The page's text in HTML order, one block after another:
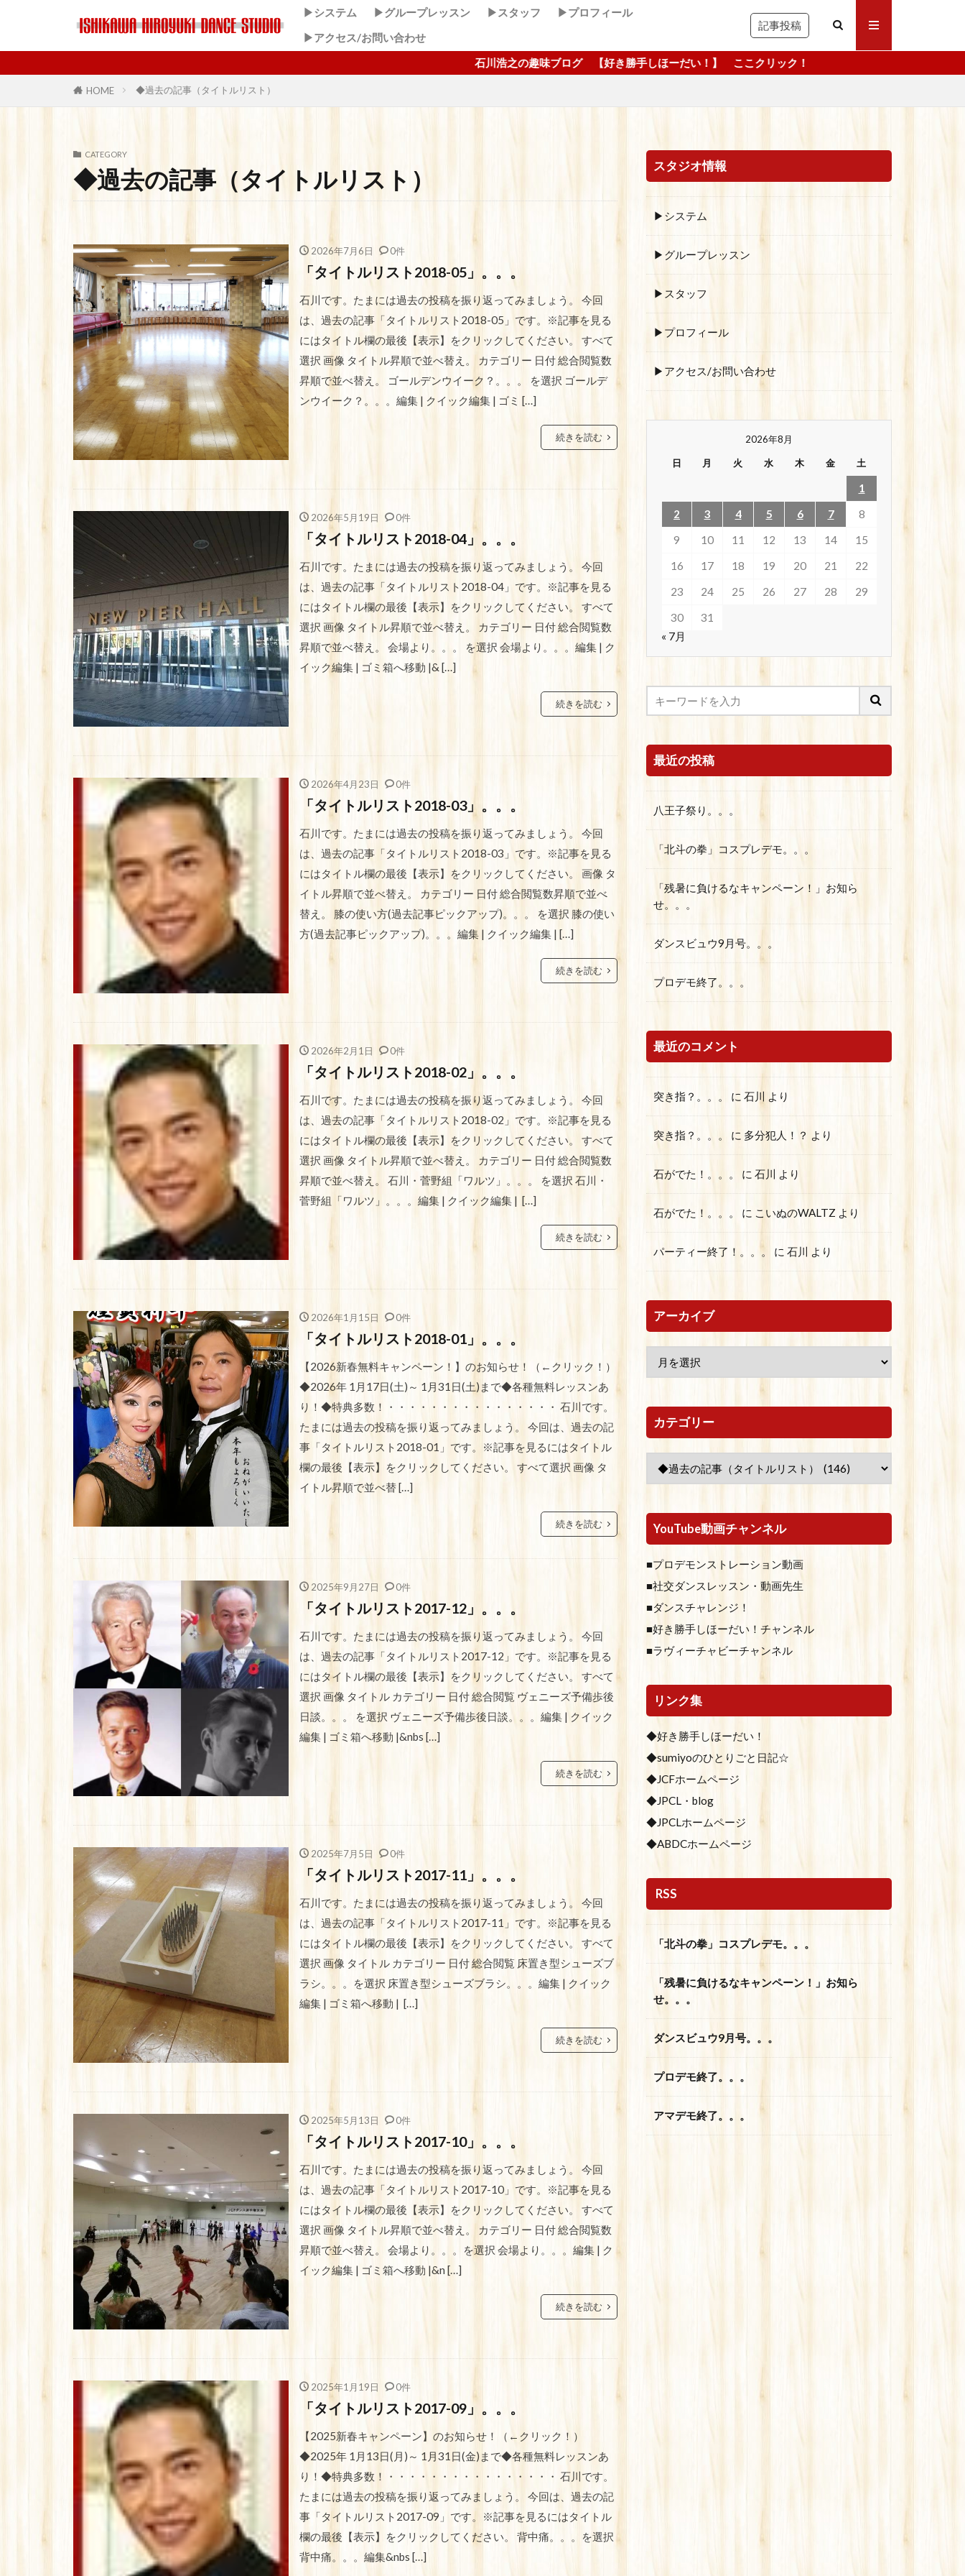
▶システム ▶グループレッスン ▶スタッフ
▶プロフィール
▶アクセス/お問い合わせ
記事投稿
石川浩之の趣味ブログ 【好き勝手しほーだい！】 ここクリック！
HOME ◆過去の記事（タイトルリスト）
CATEGORY
◆過去の記事（タイトルリスト）
2026年7月6日 0件
「タイトルリスト2018-05」。。。
石川です。たまには過去の投稿を振り返ってみましょう。 今回
は、過去の記事「タイトルリスト2018-05」です。※記事を見る
にはタイトル欄の最後【表示】をクリックしてください。 すべて
選択 画像 タイトル昇順で並べ替え。 カテゴリー 日付 総合閲覧数
昇順で並べ替え。 ゴールデンウイーク？。。。 を選択 ゴールデ
ンウイーク？。。。編集 | クイック編集 | ゴミ […]
続きを読む
2026年5月19日 0件
「タイトルリスト2018-04」。。。
石川です。たまには過去の投稿を振り返ってみましょう。 今回
は、過去の記事「タイトルリスト2018-04」です。※記事を見る
にはタイトル欄の最後【表示】をクリックしてください。 すべて
選択 画像 タイトル昇順で並べ替え。 カテゴリー 日付 総合閲覧数
昇順で並べ替え。 会場より。。。 を選択 会場より。。。編集 | ク
イック編集 | ゴミ箱へ移動 |& […]
続きを読む
2026年4月23日 0件
「タイトルリスト2018-03」。。。
石川です。たまには過去の投稿を振り返ってみましょう。 今回
は、過去の記事「タイトルリスト2018-03」です。※記事を見る
にはタイトル欄の最後【表示】をクリックしてください。 画像 タ
イトル昇順で並べ替え。 カテゴリー 日付 総合閲覧数昇順で並べ
替え。 膝の使い方(過去記事ピックアップ)。。。 を選択 膝の使い
方(過去記事ピックアップ)。。。編集 | クイック編集 | […]
続きを読む
2026年2月1日 0件
「タイトルリスト2018-02」。。。
石川です。たまには過去の投稿を振り返ってみましょう。 今回
は、過去の記事「タイトルリスト2018-02」です。※記事を見る
にはタイトル欄の最後【表示】をクリックしてください。 すべて
選択 画像 タイトル昇順で並べ替え。 カテゴリー 日付 総合閲覧数
昇順で並べ替え。 石川・菅野組「ワルツ」。。。 を選択 石川・
菅野組「ワルツ」。。。編集 | クイック編集 | […]
続きを読む
2026年1月15日 0件
「タイトルリスト2018-01」。。。
【2026新春無料キャンペーン！】のお知らせ！（←クリック！）
◆2026年 1月17日(土)～ 1月31日(土)まで◆各種無料レッスンあ
り！◆特典多数！・・・・・・・・・・・・・・・・ 石川です。
たまには過去の投稿を振り返ってみましょう。 今回は、過去の記
事「タイトルリスト2018-01」です。※記事を見るにはタイトル
欄の最後【表示】をクリックしてください。 すべて選択 画像 タ
イトル昇順で並べ替 […]
続きを読む
2025年9月27日 0件
「タイトルリスト2017-12」。。。
石川です。たまには過去の投稿を振り返ってみましょう。 今回
は、過去の記事「タイトルリスト2017-12」です。※記事を見る
にはタイトル欄の最後【表示】をクリックしてください。 すべて
選択 画像 タイトル カテゴリー 日付 総合閲覧 ヴェニーズ予備歩後
日談。。。 を選択 ヴェニーズ予備歩後日談。。。編集 | クイック
編集 | ゴミ箱へ移動 |&nbs […]
続きを読む
2025年7月5日 0件
「タイトルリスト2017-11」。。。
石川です。たまには過去の投稿を振り返ってみましょう。 今回
は、過去の記事「タイトルリスト2017-11」です。※記事を見る
にはタイトル欄の最後【表示】をクリックしてください。 すべて
選択 画像 タイトル カテゴリー 日付 総合閲覧 床置き型シューズブ
ラシ。。。を選択 床置き型シューズブラシ。。。編集 | クイック
編集 | ゴミ箱へ移動 | […]
続きを読む
2025年5月13日 0件
「タイトルリスト2017-10」。。。
石川です。たまには過去の投稿を振り返ってみましょう。 今回
は、過去の記事「タイトルリスト2017-10」です。※記事を見る
にはタイトル欄の最後【表示】をクリックしてください。 すべて
選択 画像 タイトル昇順で並べ替え。 カテゴリー 日付 総合閲覧数
昇順で並べ替え。 会場より。。。を選択 会場より。。。編集 | ク
イック編集 | ゴミ箱へ移動 |&n […]
続きを読む
2025年1月19日 0件
「タイトルリスト2017-09」。。。
【2025新春キャンペーン】のお知らせ！（←クリック！）
◆2025年 1月13日(月)～ 1月31日(金)まで◆各種無料レッスンあ
り！◆特典多数！・・・・・・・・・・・・・・・・ 石川です。
たまには過去の投稿を振り返ってみましょう。 今回は、過去の記
事「タイトルリスト2017-09」です。※記事を見るにはタイトル
欄の最後【表示】をクリックしてください。 背中痛。。。を選択
背中痛。。。編集&nbs […]
スタジオ情報
▶システム
▶グループレッスン
▶スタッフ
▶プロフィール
▶アクセス/お問い合わせ
2026年8月
日 月 火 水 木 金 土
1
2
3 4 5 6 7
8
9
10 11 12 13 14
15
16
17 18 19 20 21
22
23
24 25 26 27 28
29
30
31
« 7月
最近の投稿
八王子祭り。。。
「北斗の拳」コスプレデモ。。。
「残暑に負けるなキャンペーン！」お知ら
せ。。。
ダンスビュウ9月号。。。
プロデモ終了。。。
最近のコメント
突き指？。。。 に 石川 より
突き指？。。。 に 多分犯人！？ より
石がでた！。。。 に 石川 より
石がでた！。。。 に こいぬのWALTZ より
パーティー終了！。。。 に 石川 より
アーカイブ
カテゴリー
YouTube動画チャンネル
■プロデモンストレーション動画
■社交ダンスレッスン・動画先生
■ダンスチャレンジ！
■好き勝手しほーだい！チャンネル
■ラヴィーチャビーチャンネル
リンク集
◆好き勝手しほーだい！
◆sumiyoのひとりごと日記☆
◆JCFホームページ
◆JPCL・blog
◆JPCLホームページ
◆ABDCホームページ
RSS
「北斗の拳」コスプレデモ。。。
「残暑に負けるなキャンペーン！」お知ら
せ。。。
ダンスビュウ9月号。。。
プロデモ終了。。。
アマデモ終了。。。